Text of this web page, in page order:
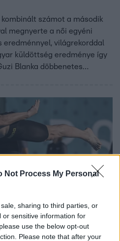
Not Process My Personal
sharing to third parties, or
or sensitive information for
use the below opt-out
Please note that after your
számot a második
megnyerte a női egyéni
világrekorddal
küldöttség eredménye így
Blanka döbbenetes
Csaba a 13. öttusában